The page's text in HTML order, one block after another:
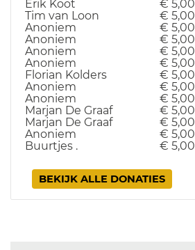
Erik Koot
€ 5,00
Tim van Loon
€ 5,00
Anoniem
€ 5,00
Anoniem
€ 5,00
Anoniem
€ 5,00
Anoniem
€ 5,00
Florian Kolders
€ 5,00
Anoniem
€ 5,00
Anoniem
€ 5,00
Marjan De Graaf
€ 5,00
Marjan De Graaf
€ 5,00
Anoniem
€ 5,00
Buurtjes .
€ 5,00
BEKIJK ALLE DONATIES